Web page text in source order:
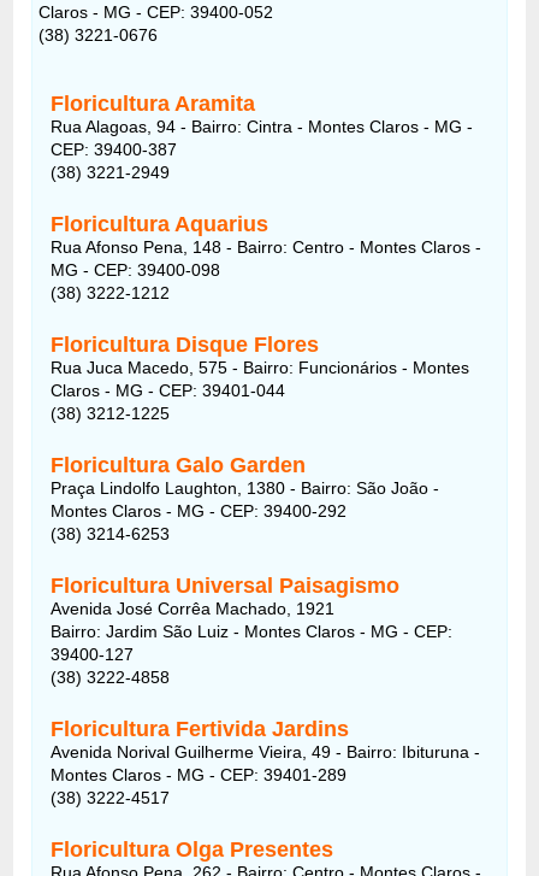
Claros - MG - CEP: 39400-052
(38) 3221-0676
Floricultura Aramita
Rua Alagoas, 94 - Bairro: Cintra - Montes Claros - MG -
CEP: 39400-387
(38) 3221-2949
Floricultura Aquarius
Rua Afonso Pena, 148 - Bairro: Centro - Montes Claros -
MG - CEP: 39400-098
(38) 3222-1212
Floricultura Disque Flores
Rua Juca Macedo, 575 - Bairro: Funcionários - Montes
Claros - MG - CEP: 39401-044
(38) 3212-1225
Floricultura Galo Garden
Praça Lindolfo Laughton, 1380 - Bairro: São João -
Montes Claros - MG - CEP: 39400-292
(38) 3214-6253
Floricultura Universal Paisagismo
Avenida José Corrêa Machado, 1921
Bairro: Jardim São Luiz - Montes Claros - MG - CEP:
39400-127
(38) 3222-4858
Floricultura Fertivida Jardins
Avenida Norival Guilherme Vieira, 49 - Bairro: Ibituruna -
Montes Claros - MG - CEP: 39401-289
(38) 3222-4517
Floricultura Olga Presentes
Rua Afonso Pena, 262 - Bairro: Centro - Montes Claros -